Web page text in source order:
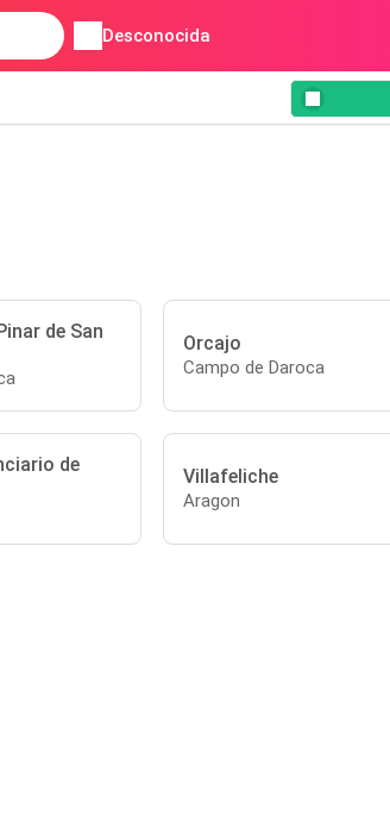
Desconocida
de San
Orcajo
Campo de Daroca
de
Villafeliche
Aragon